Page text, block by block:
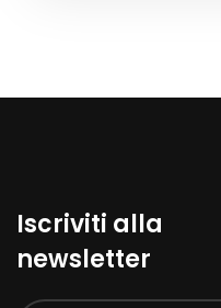
Iscriviti alla
newsletter